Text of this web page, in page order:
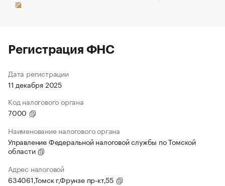
Регистрация ФНС
Дата регистрации
11 декабря 2025
Код налогового органа
7000
Наименование налогового органа
Управление Федеральной налоговой службы по Томской
области
Адрес налоговой
634061,Томск г,Фрунзе пр-кт,55